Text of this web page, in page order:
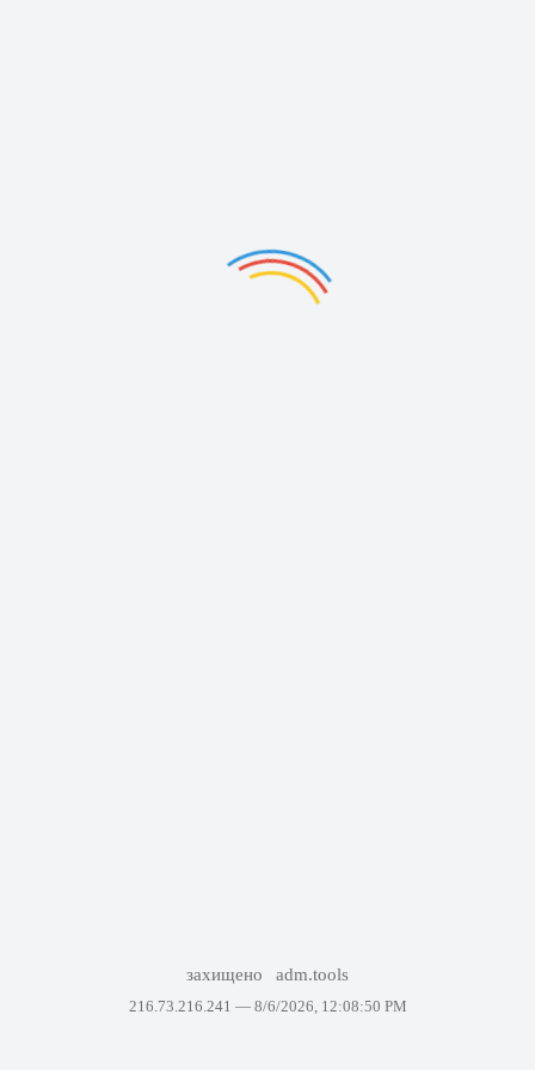
захищено adm.tools
216.73.216.241 — 8/6/2026, 12:08:50 PM